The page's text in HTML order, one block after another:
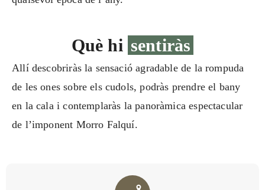
Què hi sentiràs
Allí descobriràs la sensació agradable de la rompuda
de les ones sobre els cudols, podràs prendre el bany
en la cala i contemplaràs la panoràmica espectacular
de l’imponent Morro Falquí.